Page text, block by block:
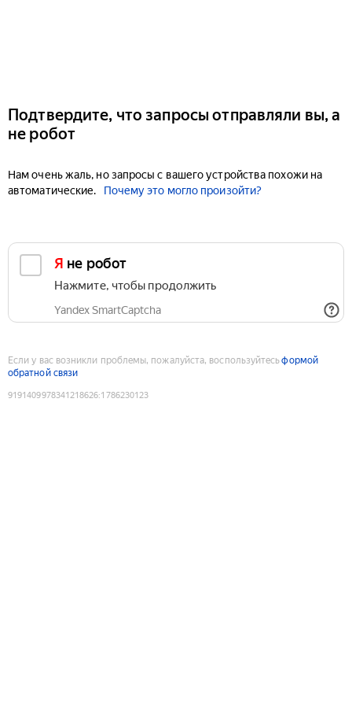
Подтвердите, что запросы отправляли вы, а
не робот
Нам очень жаль, но запросы с вашего устройства похожи на
автоматические.
Почему это могло произойти?
Я не робот
Нажмите, чтобы продолжить
Yandex SmartCaptcha
Если у вас возникли проблемы, пожалуйста, воспользуйтесьформой
обратной связи
9191409978341218626:1786230123